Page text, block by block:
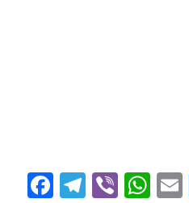
Facebook
Viber